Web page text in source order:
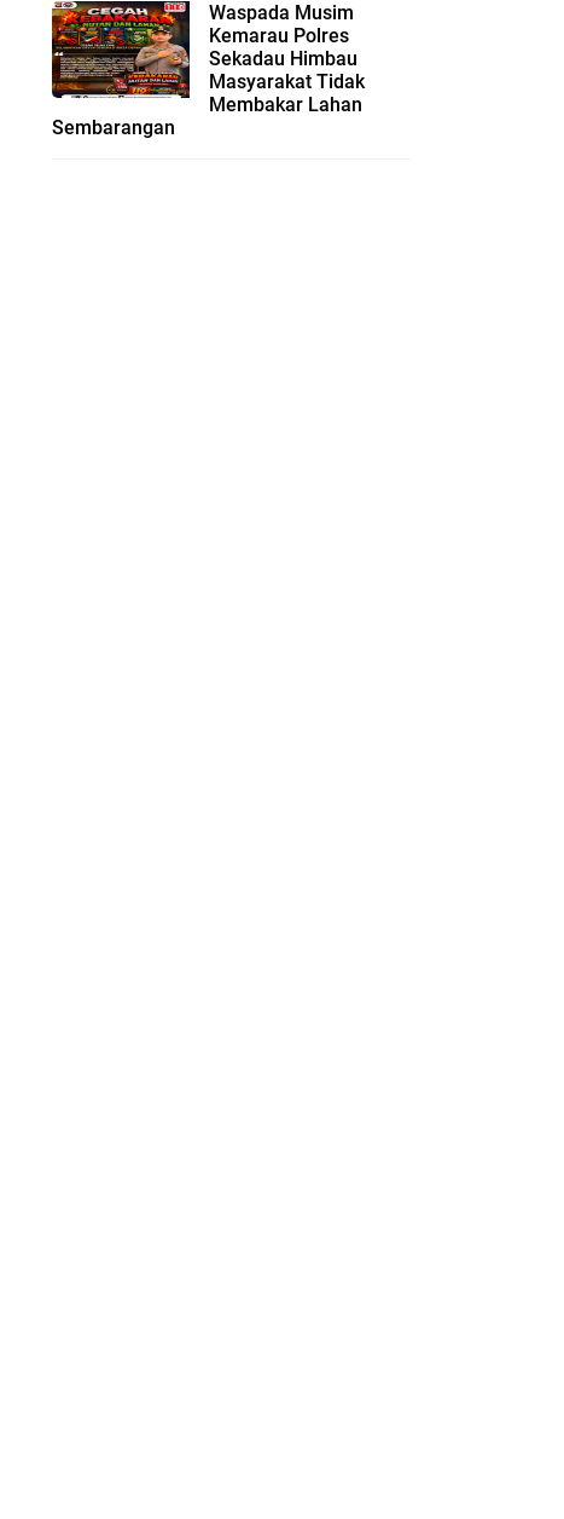
Waspada Musim
Kemarau Polres
Sekadau Himbau
Masyarakat Tidak
Membakar Lahan
Sembarangan